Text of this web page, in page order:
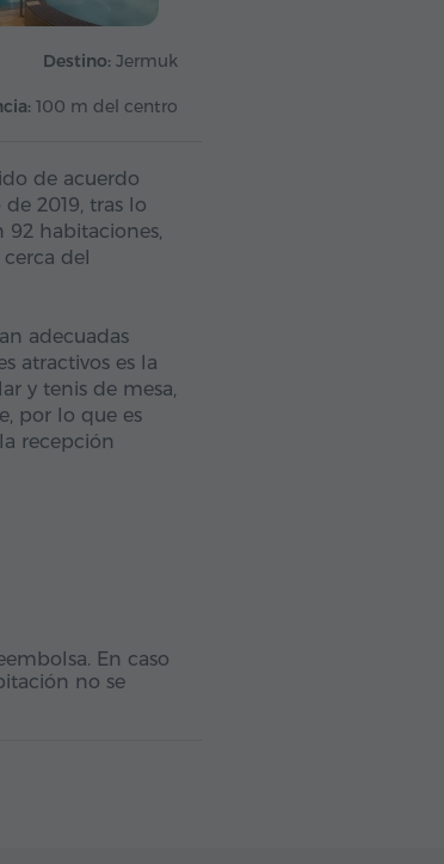
Destino: Jermuk
100 m del centro
de acuerdo
2019, tras lo
habitaciones,
del
adecuadas
atractivos es la
y tenis de mesa,
por lo que es
recepción
En caso
no se